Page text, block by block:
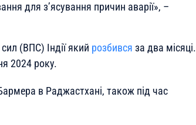
для з’ясування причин аварії», –
(ВПС) Індії який розбився за два місяці.
2024 року.
в Раджастхані, також під час